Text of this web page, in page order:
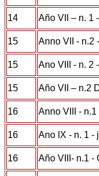
14 Año VII – n. 1
15 Anno VII - n.2
15 Ano VIII - n. 2
15 Año VII – n.2
16 Anno VIII -
16 Ano IX - n. 1 -
16 Año VIII- n.1 -